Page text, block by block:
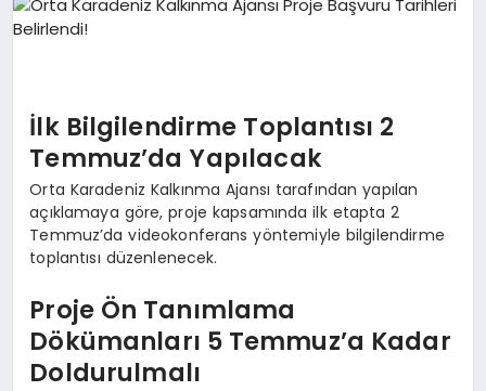
MAGAZIN
KRIPTO PARA
GEZI & SEYAHAT
İlk Bilgilendirme Toplantısı 2
Temmuz’da Yapılacak
Orta Karadeniz Kalkınma Ajansı tarafından yapılan
açıklamaya göre, proje kapsamında ilk etapta 2
Temmuz’da videokonferans yöntemiyle bilgilendirme
toplantısı düzenlenecek.
Proje Ön Tanımlama
Dökümanları 5 Temmuz’a Kadar
Doldurulmalı